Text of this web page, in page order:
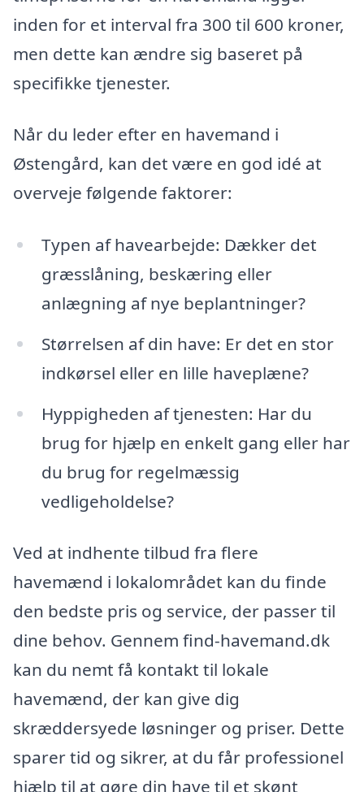
inden for et interval fra 300 til 600 kroner,
men dette kan ændre sig baseret på
specifikke tjenester.
Når du leder efter en havemand i
Østengård, kan det være en god idé at
overveje følgende faktorer:
Typen af havearbejde: Dækker det
græsslåning, beskæring eller
anlægning af nye beplantninger?
Størrelsen af din have: Er det en stor
indkørsel eller en lille haveplæne?
Hyppigheden af tjenesten: Har du
brug for hjælp en enkelt gang eller har
du brug for regelmæssig
vedligeholdelse?
Ved at indhente tilbud fra flere
havemænd i lokalområdet kan du finde
den bedste pris og service, der passer til
dine behov. Gennem find-havemand.dk
kan du nemt få kontakt til lokale
havemænd, der kan give dig
skræddersyede løsninger og priser. Dette
sparer tid og sikrer, at du får professionel
hjælp til at gøre din have til et skønt